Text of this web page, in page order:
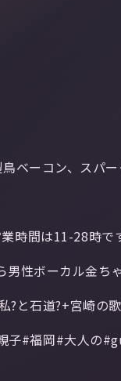
ベーコン、スパ
時間は11-28時で
性ボーカル金ち
と石道?+宮崎の
#福岡#大人の